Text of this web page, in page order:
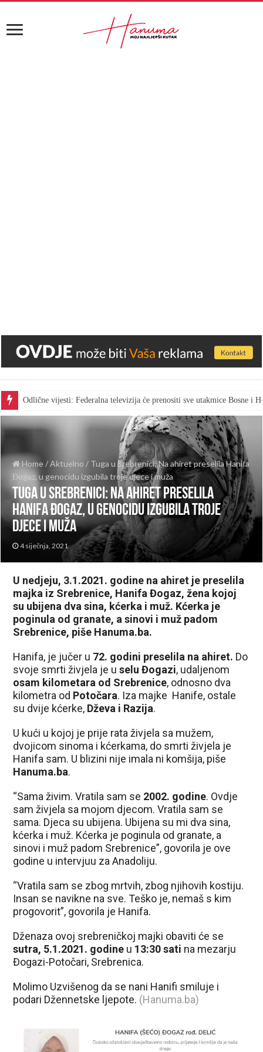
Odlične vijesti: Federalna televizija će prenositi sve utakmice Bosne i
Home/Aktuelno / Tuga u Srebrenici: Na ahiret preselila Hanifa
Đogaz, u genocidu izgubila troje djece i muža
Tuga u Srebrenici: Na ahiret preselila
Hanifa Đogaz, u genocidu izgubila troje
djece i muža
4 siječnja, 2021
U nedjeju, 3.1.2021. godine na ahiret je preselila
majka iz Srebrenice, Hanifa Đogaz, žena kojoj
su ubijena dva sina, kćerka i muž. Kćerka je
poginula od granate, a sinovi i muž padom
Srebrenice, piše Hanuma.ba.
Hanifa, je jučer u 72. godini preselila na ahiret. Do
svoje smrti živjela je uselu Đogazi, udaljenom
osam kilometara od Srebrenice, odnosno dva
kilometra od Potočara. Iza majke Hanife, ostale
su dvije kćerke, Dževa i Razija.
U kući u kojoj je prije rata živjela sa mužem,
dvojicom sinoma i kćerkama, do smrti živjela je
Hanifa sam. U blizini nije imala ni komšija, piše
Hanuma.ba.
“Sama živim. Vratila sam se 2002. godine. Ovdje
sam živjela sa mojom djecom. Vratila sam se
sama. Djeca su ubijena. Ubijena su mi dva sina,
kćerka i muž. Kćerka je poginula od granate, a
sinovi i muž padom Srebrenice”, govorila je ove
godine u intervjuu za Anadoliju.
“Vratila sam se zbog mrtvih, zbog njihovih kostiju.
Insan se navikne na sve. Teško je, nemaš s kim
progovorit”, govorila je Hanifa.
Dženaza ovoj srebreničkoj majki obaviti će se
sutra, 5.1.2021. godine u 13:30 sati na mezarju
Đogazi-Potočari, Srebrenica.
Molimo Uzvišenog da se nani Hanifi smiluje i
podari Džennetske ljepote. (Hanuma.ba)